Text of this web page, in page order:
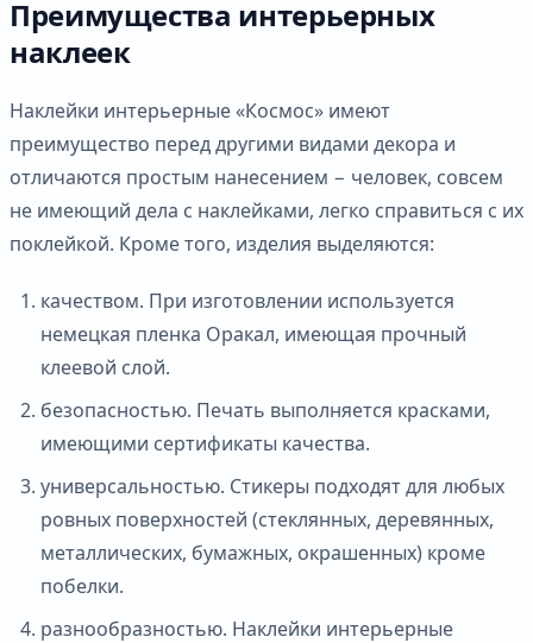
Преимущества интерьерных
наклеек
Наклейки интерьерные «Космос» имеют
преимущество перед другими видами декора и
отличаются простым нанесением − человек, совсем
не имеющий дела с наклейками, легко справиться с их
поклейкой. Кроме того, изделия выделяются:
качеством. При изготовлении используется
немецкая пленка Оракал, имеющая прочный
клеевой слой.
безопасностью. Печать выполняется красками,
имеющими сертификаты качества.
универсальностью. Стикеры подходят для любых
ровных поверхностей (стеклянных, деревянных,
металлических, бумажных, окрашенных) кроме
побелки.
разнообразностью. Наклейки интерьерные